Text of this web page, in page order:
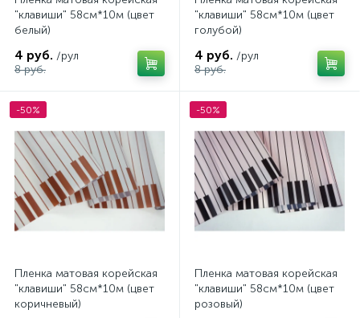
"клавиши" 58см*10м (цвет
белый)
4 руб. /рул
8 руб.
"клавиши" 58см*10м (цвет
голубой)
4 руб. /рул
8 руб.
-50%
Пленка матовая корейская
"клавиши" 58см*10м (цвет
коричневый)
-50%
Пленка матовая корейская
"клавиши" 58см*10м (цвет
розовый)